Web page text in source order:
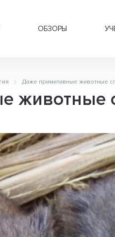
ОБЗОРЫ
Даже примитивные животные
животные